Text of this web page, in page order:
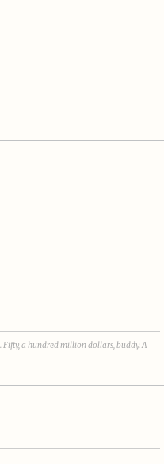
a hundred million dollars, buddy. A